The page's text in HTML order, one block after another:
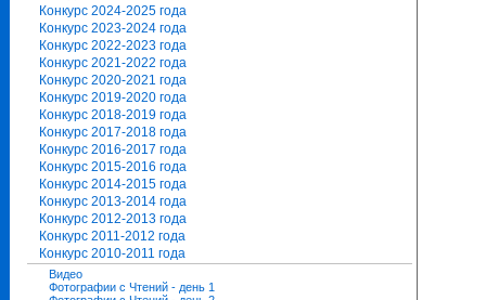
Конкурс 2024-2025 года
Конкурс 2023-2024 года
Конкурс 2022-2023 года
Конкурс 2021-2022 года
Конкурс 2020-2021 года
Конкурс 2019-2020 года
Конкурс 2018-2019 года
Конкурс 2017-2018 года
Конкурс 2016-2017 года
Конкурс 2015-2016 года
Конкурс 2014-2015 года
Конкурс 2013-2014 года
Конкурс 2012-2013 года
Конкурс 2011-2012 года
Конкурс 2010-2011 года
Видео
Фотографии с Чтений - день 1